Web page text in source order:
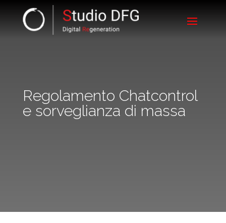
Regolamento Chatcontrol
e sorveglianza di massa